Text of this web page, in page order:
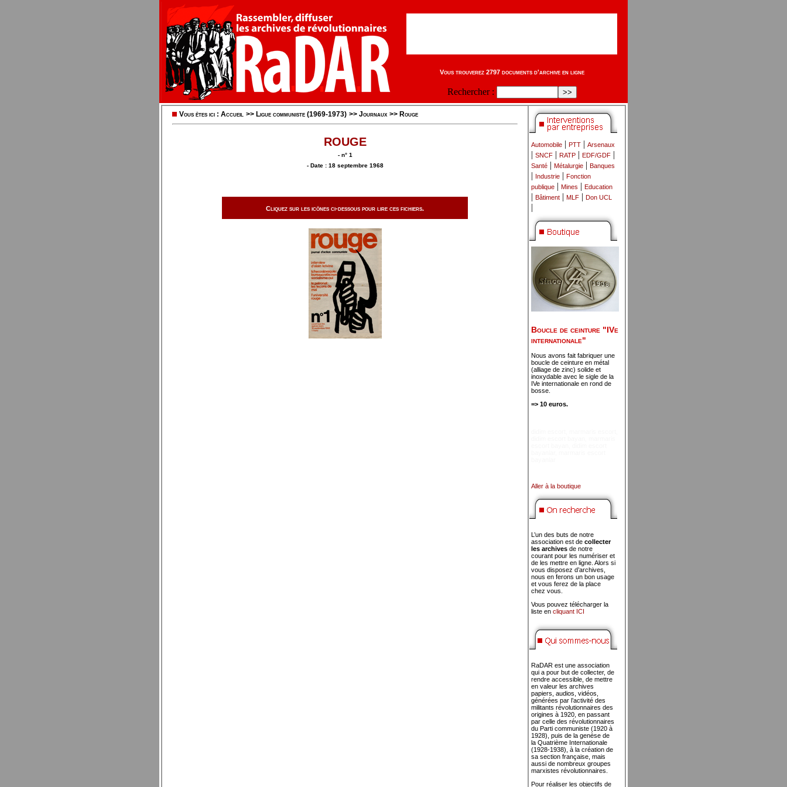
Vous trouverez 2797 documents d'archive en ligne
Rechercher :
Vous êtes ici : Accueil >> Ligue communiste (1969-1973) >> Journaux >> Rouge
ROUGE
- n° 1
- Date : 18 septembre 1968
Cliquez sur les icônes ci-dessous pour lire ces fichiers.
Automobile | PTT | Arsenaux
| SNCF | RATP | EDF/GDF |
Santé | Métalurgie | Banques
| Industrie | Fonction
publique | Mines | Education
| Bâtiment | MLF | Don UCL
|
Boucle de ceinture "IVe
internationale"
Nous avons fait fabriquer une
boucle de ceinture en métal
(alliage de zinc) solide et
inoxydable avec le sigle de la
IVe internationale en rond de
bosse.
=> 10 euros.
Aller à la boutique
L’un des buts de notre
association est de collecter
les archives de notre
courant pour les numériser et
de les mettre en ligne. Alors si
vous disposez d’archives,
nous en ferons un bon usage
et vous ferez de la place
chez vous.
Vous pouvez télécharger la
liste en cliquant ICI
RaDAR est une association
qui a pour but de collecter, de
rendre accessible, de mettre
en valeur les archives
papiers, audios, vidéos,
générées par l’activité des
militants révolutionnaires des
origines à 1920, en passant
par celle des révolutionnaires
du Parti communiste (1920 à
1928), puis de la genèse de
la Quatrième Internationale
(1928-1938), à la création de
sa section française, mais
aussi de nombreux groupes
marxistes révolutionnaires.
Pour réaliser les objectifs de